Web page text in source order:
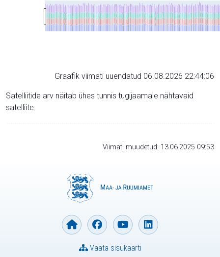
Graafik viimati uuendatud 06.08.2026 22:44:06
Satelliitide arv näitab ühes tunnis tugijaamale nähtavaid
satelliite.
Viimati muudetud: 13.06.2025 09:53
Vaata sisukaarti